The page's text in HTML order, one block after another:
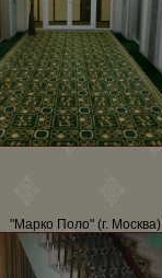
"Марко Поло" (г. Москва)